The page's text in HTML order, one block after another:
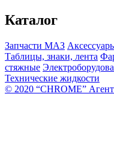
Каталог
Запчасти МАЗ
Таблицы, знаки, лента
стяжные
Технические жидкости
© 2020 “CHROME”